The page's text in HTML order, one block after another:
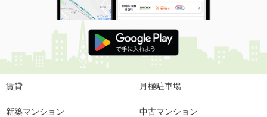
賃貸 月極駐車場
新築マンション 中古マンション